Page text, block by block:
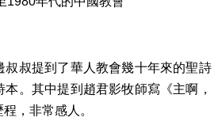
叔叔提到了華人教會幾十年來的聖詩
。其中提到趙君影牧師寫《主啊，
，非常感人。